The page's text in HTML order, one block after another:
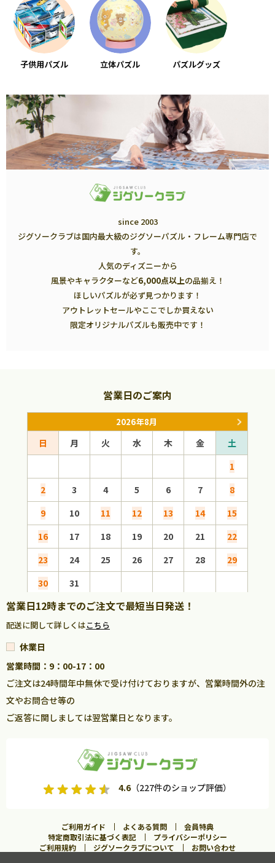
子供用パズル 立体パズル パズルグッズ
since 2003
ジグソークラブは国内最大級のジグソーパズル・フレーム専門店で
す。
人気のディズニーから
風景やキャラクターなど6,000点以上の品揃え！
ほしいパズルが必ず見つかります！
アウトレットセールやここでしか買えない
限定オリジナルパズルも販売中です！
営業日のご案内
2026年8月
日 月 火 水 木 金
土
1
2
3 4 5 6 7
8
9
10 11 12 13 14
15
16
17 18 19 20 21
22
23
24 25 26 27 28
29
30
31
営業日12時までのご注文で最短当日発送！
配送に関して詳しくはこちら
休業日
営業時間：9：00-17：00
ご注文は24時間年中無休で受け付けておりますが、営業時間外の注
文やお問合せ等の
ご返答に関しましては翌営業日となります。
4.6（227件のショップ評価）
ご利用ガイド よくある質問
会員特典
特定商取引法に基づく表記
プライバシーポリシー
ご利用規約
ジグソークラブについて お問い合わせ